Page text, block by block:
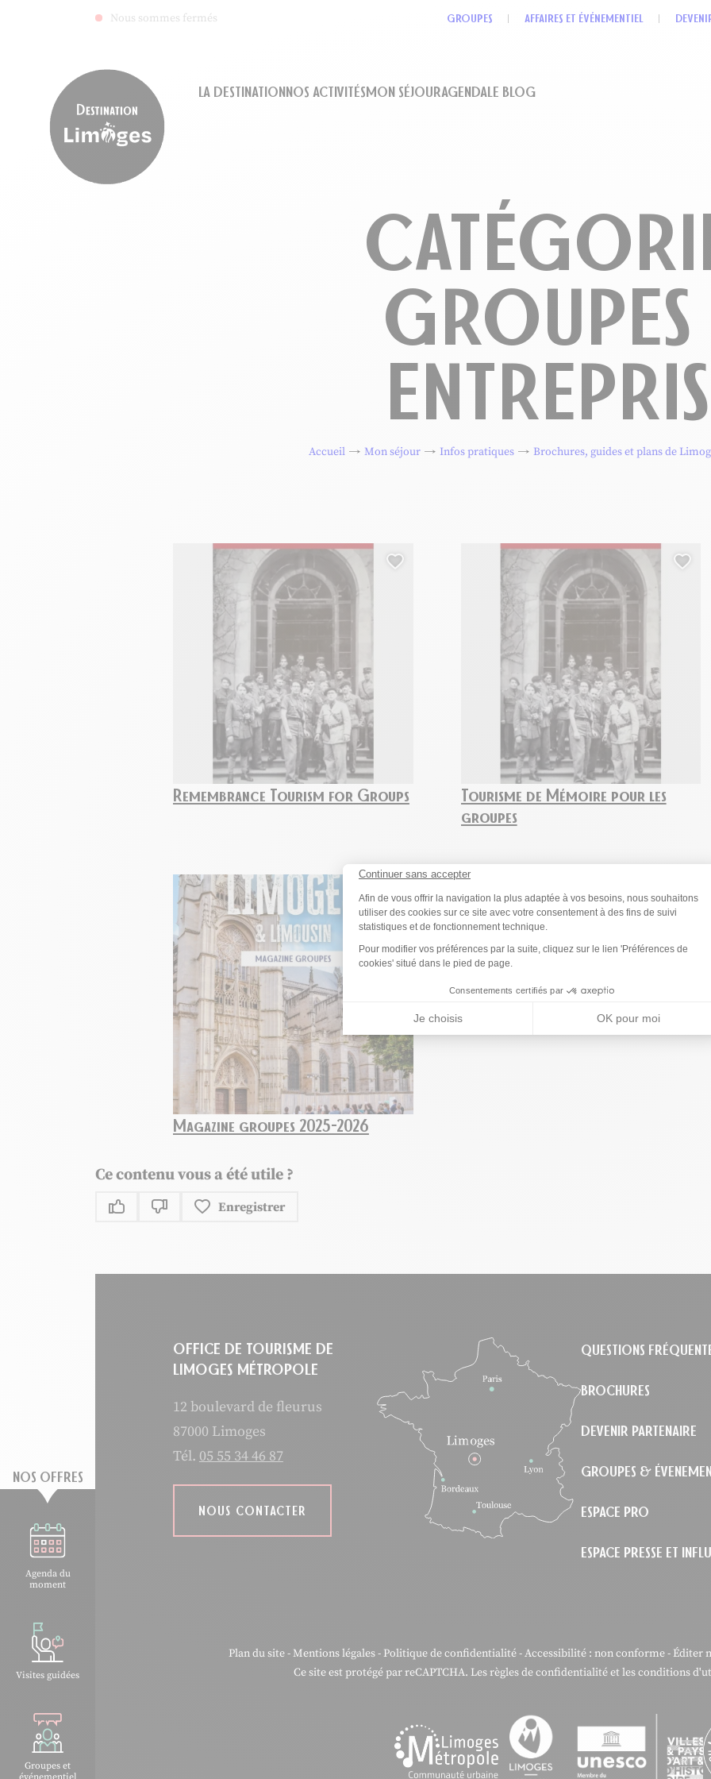
Continuer sans accepter
Plateforme de Gestion du
Afin de vous offrir la navigation la plus adaptée à vos besoins, nous souhaitons
utiliser des cookies sur ce site avec votre consentement à des fins de suivi
statistiques et de fonctionnement technique.
Pour modifier vos préférences par la suite, cliquez sur le lien 'Préférences de
cookies' situé dans le pied de page.
Consentements certifiés par
Je choisis OK pour moi
Axeptio consent
Nous sommes fermés GROUPES AFFAIRES ET ÉVÉNEMENTIEL
GROUPES
Accueil Mon séjour Infos pratiques Brochures, guides et plans de
LA DESTINATIONNOS ACTIVITÉSMON SÉJOURAGENDALE BLOG
NOS OFFRES
Agenda du
moment
Visites guidées
Groupes et
Remembrance Tourism for Groups
Ajouter cette page au carnet de voyage ?
Tourisme de Mémoire pour les
groupes
Magazine groupes 2025-2026
Ajouter cette page au carnet de voyage ?
Ce contenu vous a été utile ?
Enregistrer
OFFICE DE TOURISME DE
LIMOGES MÉTROPOLE
12 boulevard de fleurus
87000 Limoges
Tél. 05 55 34 46 87
NOUS CONTACTER
QUESTIONS
BROCHURES
DEVENIR PARTENAIRE
GROUPES &
ESPACE PRO
ESPACE PRESSE ET
Plan du site-Mentions légales- Politique de confidentialité-Accessibilité : non conforme- Éditer
Ce site est protégé par reCAPTCHA. Lesrègles de confidentialitéet lesconditions